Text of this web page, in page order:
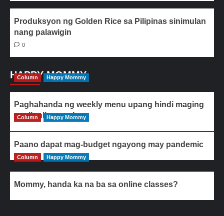
Produksyon ng Golden Rice sa Pilipinas sinimulan
nang palawigin
0
HAPPY MOMMY
Column Happy Mommy
Paghahanda ng weekly menu upang hindi maging
paulit-ulit ang ulam
Column Happy Mommy
Paano dapat mag-budget ngayong may pandemic
Column Happy Mommy
Mommy, handa ka na ba sa online classes?